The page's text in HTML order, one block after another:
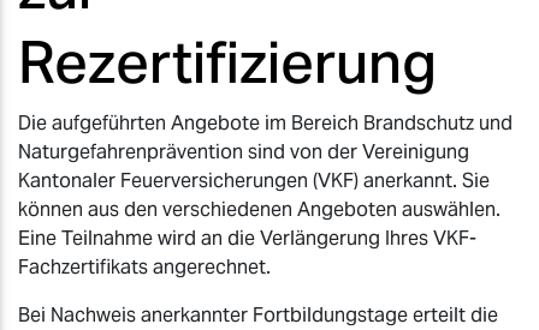
Rezertifizierung
Die aufgeführten Angebote im Bereich Brandschutz und
Naturgefahrenprävention sind von der Vereinigung
Kantonaler Feuerversicherungen (VKF) anerkannt. Sie
können aus den verschiedenen Angeboten auswählen.
Eine Teilnahme wird an die Verlängerung Ihres VKF-
Fachzertifikats angerechnet.
Bei Nachweis anerkannter Fortbildungstage erteilt die